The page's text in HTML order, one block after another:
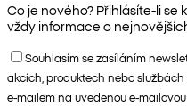
Co je nového? Přihlásíte-li
vždy informace o
Souhlasím se zasíláním
akcích, produktech nebo službách
e-mailem na uvedenou e-mailovou